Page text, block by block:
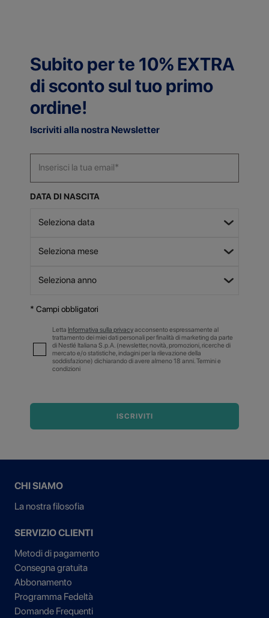
Subito per te 10% EXTRA
di sconto sul tuo primo
ordine!
Iscriviti alla nostra Newsletter
DATA DI NASCITA
* Campi obbligatori
Letta Informativa sulla privacyacconsento espressamente al
trattamento dei miei dati personali per finalità di marketing da parte
di Nestlé Italiana S.p.A. (newsletter, novità, promozioni, ricerche di
mercato e/o statistiche, indagini per la rilevazione della
soddisfazione) dichiarando di avere almeno 18 anni. Termini e
condizioni
ISCRIVITI
CHI SIAMO
La nostra filosofia
SERVIZIO CLIENTI
Metodi di pagamento
Consegna gratuita
Abbonamento
Programma Fedeltà
Domande Frequenti